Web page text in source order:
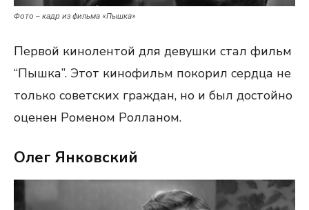
Фото – кадр из фильма «Пышка»
Первой кинолентой для девушки стал фильм
“Пышка”. Этот кинофильм покорил сердца не
только советских граждан, но и был достойно
оценен Роменом Ролланом.
Олег Янковский